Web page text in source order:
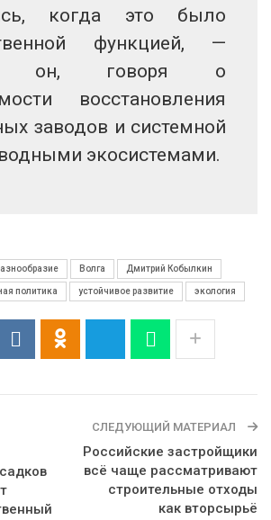
когда это было
функцией, —
он, говоря о
восстановления
заводов и системной
экосистемами.
Волга Дмитрий Кобылкин
политика устойчивое развитие экология
СЛЕДУЮЩИЙ МАТЕРИАЛ
Российские застройщики
всё чаще рассматривают
строительные отходы
как вторсырьё